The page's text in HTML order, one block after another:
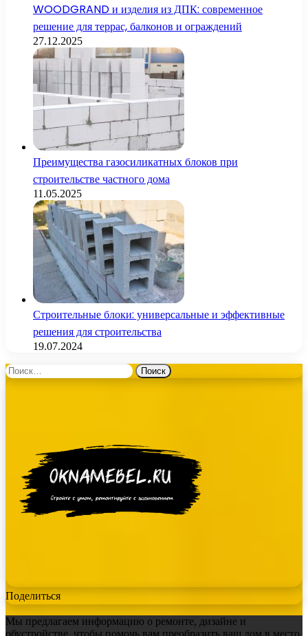
WOODGRAND и изделия из ДПК: современное
решение для террас, балконов и ограждений
27.12.2025
Преимущества газосиликатных блоков при
строительстве частного дома
11.05.2025
Строительные блоки: универсальные и эффективные
решения для строительства
19.07.2024
Найти:
Поделиться
Мы предлагаем информацию о ремонте, дизайне и
обустройстве, чтобы помочь вам преобразить ваш дом в место,